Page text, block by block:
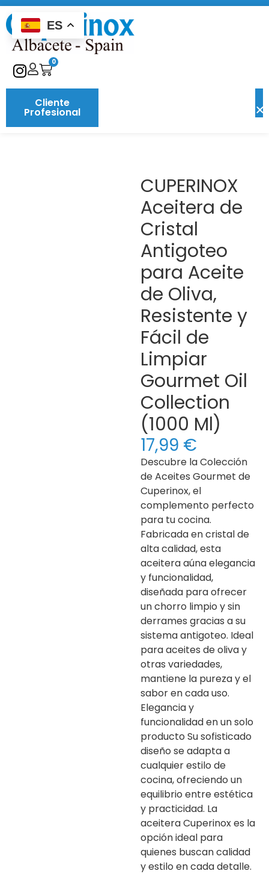
Cliente
Profesional
0
CUPERINOX
Aceitera de
Cristal
Antigoteo
para Aceite
de Oliva,
Resistente y
Fácil de
Limpiar
Gourmet Oil
Collection
(1000 Ml)
17,99 €
Descubre la Colección
de Aceites Gourmet de
Cuperinox, el
complemento perfecto
para tu cocina.
Fabricada en cristal de
alta calidad, esta
aceitera aúna elegancia
y funcionalidad,
diseñada para ofrecer
un chorro limpio y sin
derrames gracias a su
sistema antigoteo. Ideal
para aceites de oliva y
otras variedades,
mantiene la pureza y el
sabor en cada uso.
Elegancia y
funcionalidad en un solo
producto Su sofisticado
diseño se adapta a
cualquier estilo de
cocina, ofreciendo un
equilibrio entre estética
y practicidad. La
aceitera Cuperinox es la
opción ideal para
quienes buscan calidad
y estilo en cada detalle.
ES